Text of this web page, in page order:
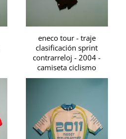
eneco tour - traje
clasificación sprint
contrarreloj - 2004 -
camiseta ciclismo